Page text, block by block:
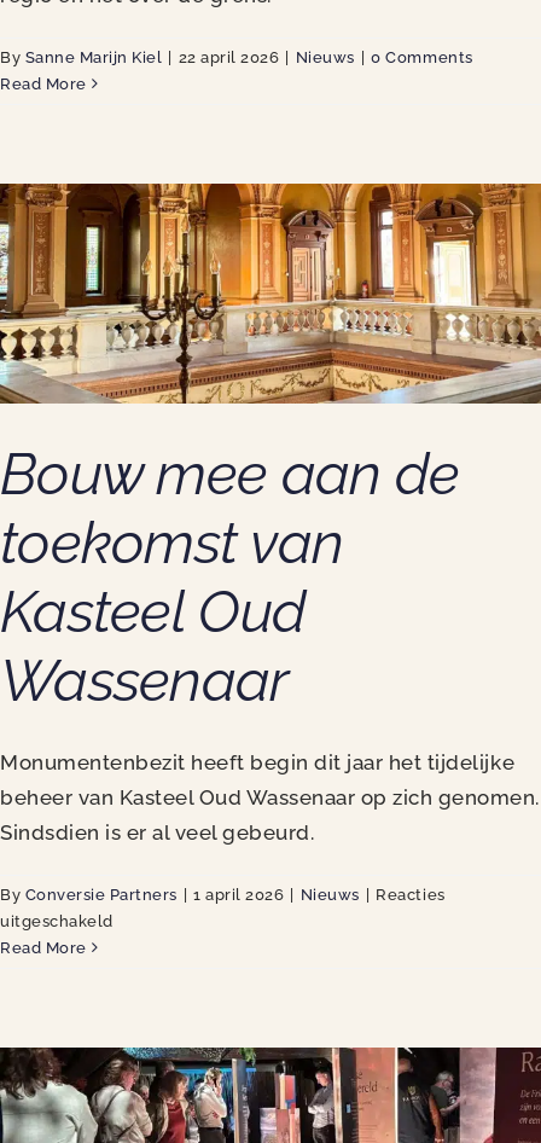
By Sanne Marijn Kiel | 22 april 2026 | Nieuws | 0 Comments
Read More
Bouw mee aan de
toekomst van
Kasteel Oud
Wassenaar
Monumentenbezit heeft begin dit jaar het tijdelijke
beheer van Kasteel Oud Wassenaar op zich genomen.
Sindsdien is er al veel gebeurd.
By Conversie Partners 1 april 2026 Nieuws
Reacties
uitgeschakeldvoor
toekomst
van
Kasteel
Oud
Read More